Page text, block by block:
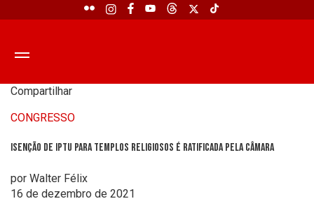
Compartilhar
CONGRESSO
Isenção de IPTU para templos religiosos é ratificada pela Câmara
por Walter Félix
16 de dezembro de 2021